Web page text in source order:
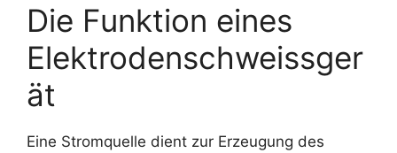
Die Funktion eines
Elektrodenschweissger
ät
Eine Stromquelle dient zur Erzeugung des